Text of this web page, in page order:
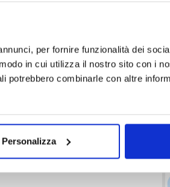
per fornire funzionalità dei
in cui utilizza il nostro sito con i
potrebbero combinarle con altre
Personalizza